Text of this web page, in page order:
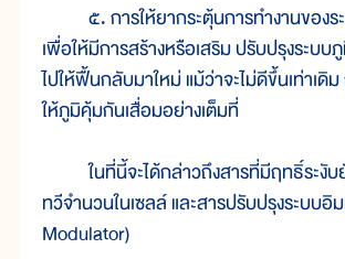
๕. การให้ยากระตุ้นการทำงานของร
เพื่อให้มีการสร้างหรือเสริม ปรับปรุงระบ
ไปให้ฟื้นกลับมาใหม่ แม้ว่าจะไม่ดีขึ้นเท่าเ
ให้ภูมิคุ้มกันเสื่อมอย่างเต็มที่
ในที่นี้จะได้กล่าวถึงสารที่มีฤทธิ์ระงับ
ทวีจำนวนในเซลล์ และสารปรับปรุงระบบ
Modulator)